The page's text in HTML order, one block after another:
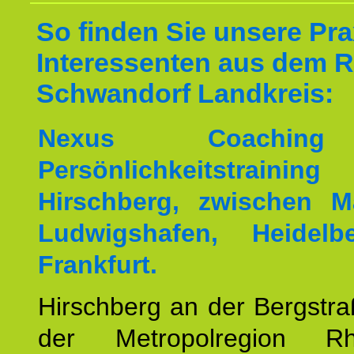
So finden Sie unsere
Interessenten aus dem
Schwandorf Landkreis:
Nexus
Hirschberg, zwischen
Ludwigshafen,
Frankfurt.
Hirschberg an der
der Metropolregion